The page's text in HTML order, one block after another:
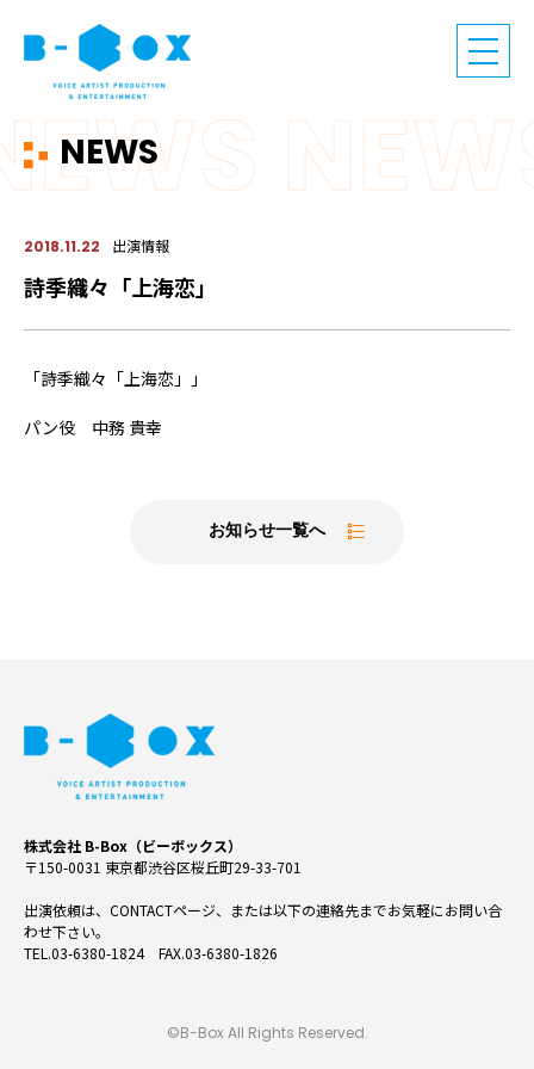
NEWS
2018.11.22 出演情報
詩季織々「上海恋」
「詩季織々「上海恋」」
パン役 中務 貴幸
お知らせ一覧へ
株式会社 B-Box（ビーボックス）
〒150-0031 東京都渋谷区桜丘町29-33-701
出演依頼は、CONTACTページ、または以下の連絡先までお気軽にお問い合
わせ下さい。
TEL.03-6380-1824 FAX.03-6380-1826
©B-Box All Rights Reserved.